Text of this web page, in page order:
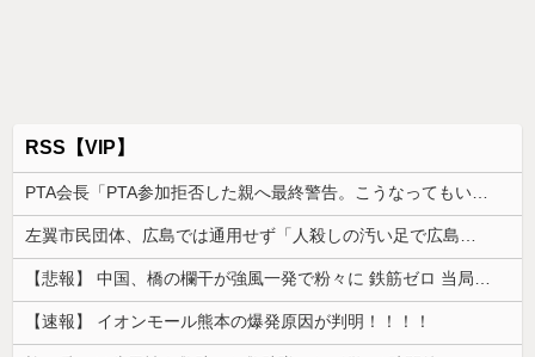
RSS【VIP】
【速報】 イオンモール熊本の爆発原因が判明！！！！